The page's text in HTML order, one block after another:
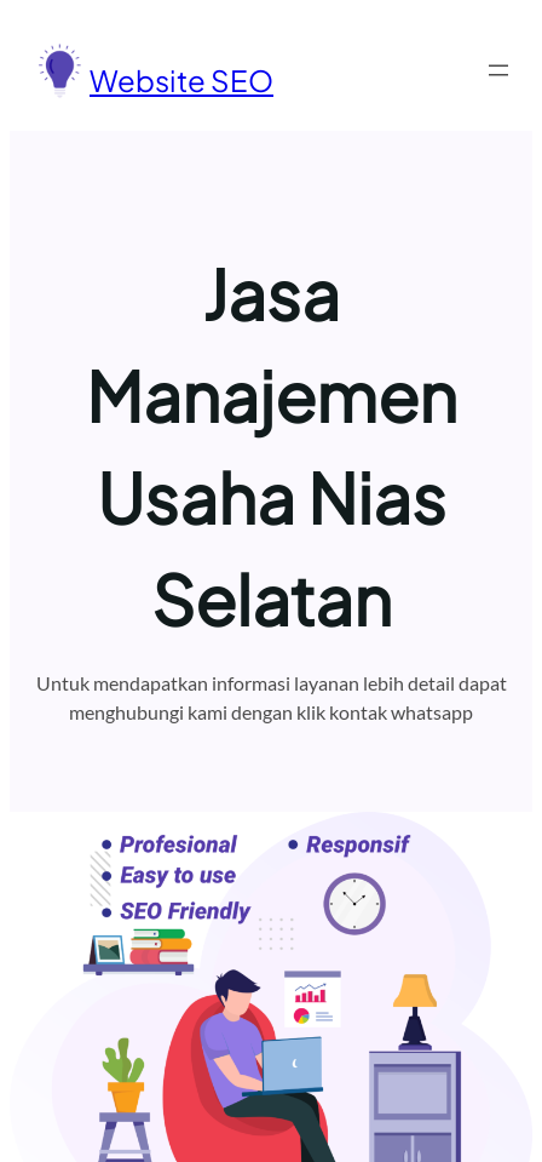
konten
Website SEO
Jasa
Manajemen
Usaha Nias
Selatan
Untuk mendapatkan informasi layanan lebih detail dapat
menghubungi kami dengan klik kontak whatsapp